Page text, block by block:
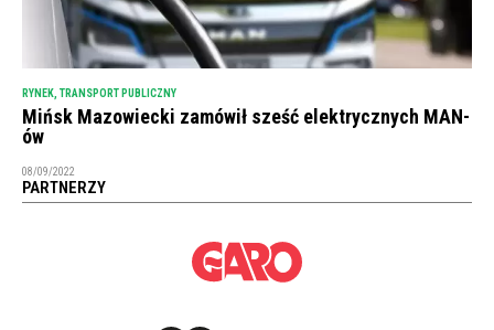
RYNEK TRANSPORT PUBLICZNY
Mińsk Mazowiecki zamówił sześć elektrycznych MAN-
ów
08/09/2022
PARTNERZY